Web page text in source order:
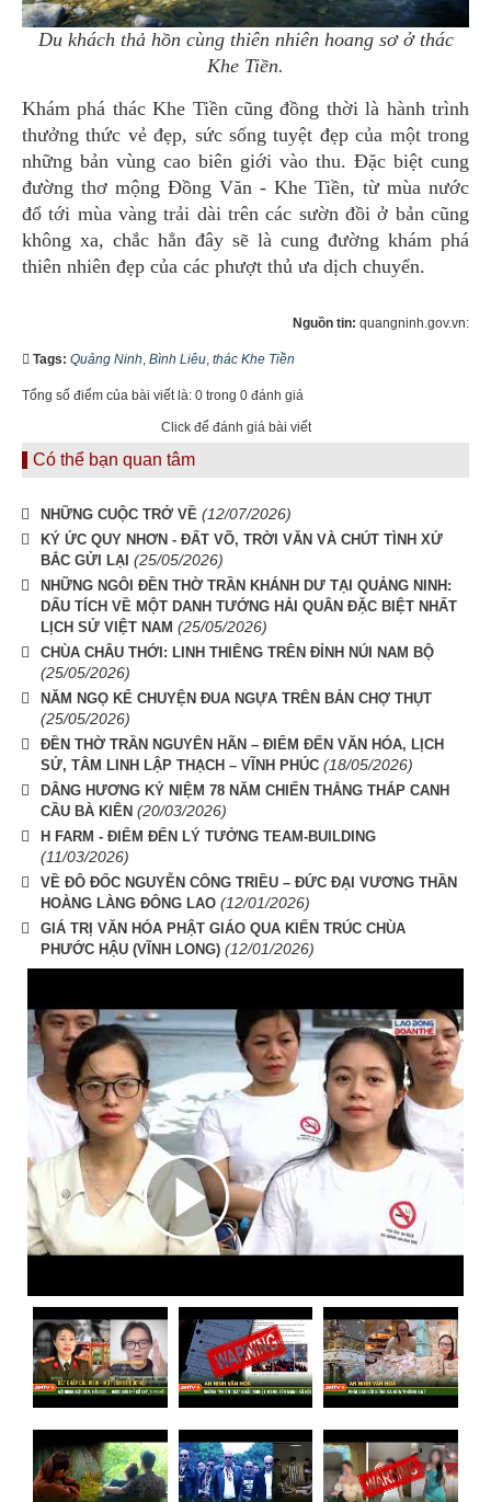
Du khách thả hồn cùng thiên nhiên hoang sơ ở thác
Khe Tiền.
Khám phá thác Khe Tiền cũng đồng thời là hành trình
thưởng thức vẻ đẹp, sức sống tuyệt đẹp của một trong
những bản vùng cao biên giới vào thu. Đặc biệt cung
đường thơ mộng Đồng Văn - Khe Tiền, từ mùa nước
đổ tới mùa vàng trải dài trên các sườn đồi ở bản cũng
không xa, chắc hẳn đây sẽ là cung đường khám phá
thiên nhiên đẹp của các phượt thủ ưa dịch chuyển.
Nguồn tin: quangninh.gov.vn:
Tags: Quảng Ninh, Bình Liêu, thác Khe Tiền
Tổng số điểm của bài viết là: 0 trong 0 đánh giá
Click để đánh giá bài viết
Có thể bạn quan tâm
NHỮNG CUỘC TRỞ VỀ (12/07/2026)
KÝ ỨC QUY NHƠN - ĐẤT VÕ, TRỜI VĂN VÀ CHÚT TÌNH XỨ
BẮC GỬI LẠI (25/05/2026)
NHỮNG NGÔI ĐỀN THỜ TRẦN KHÁNH DƯ TẠI QUẢNG NINH:
DẤU TÍCH VỀ MỘT DANH TƯỚNG HẢI QUÂN ĐẶC BIỆT NHẤT
LỊCH SỬ VIỆT NAM (25/05/2026)
CHÙA CHÂU THỚI: LINH THIÊNG TRÊN ĐỈNH NÚI NAM BỘ
(25/05/2026)
NĂM NGỌ KỂ CHUYỆN ĐUA NGỰA TRÊN BẢN CHỢ THỤT
(25/05/2026)
ĐỀN THỜ TRẦN NGUYÊN HÃN – ĐIỂM ĐẾN VĂN HÓA, LỊCH
SỬ, TÂM LINH LẬP THẠCH – VĨNH PHÚC (18/05/2026)
DÂNG HƯƠNG KỶ NIỆM 78 NĂM CHIẾN THẮNG THÁP CANH
CẦU BÀ KIÊN (20/03/2026)
H FARM - ĐIỂM ĐẾN LÝ TƯỞNG TEAM-BUILDING
(11/03/2026)
VỀ ĐÔ ĐỐC NGUYỄN CÔNG TRIỀU – ĐỨC ĐẠI VƯƠNG THẦN
HOÀNG LÀNG ĐÔNG LAO (12/01/2026)
GIÁ TRỊ VĂN HÓA PHẬT GIÁO QUA KIẾN TRÚC CHÙA
PHƯỚC HẬU (VĨNH LONG) (12/01/2026)